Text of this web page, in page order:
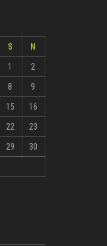
S N
1 2
8 9
15 16
22 23
29 30